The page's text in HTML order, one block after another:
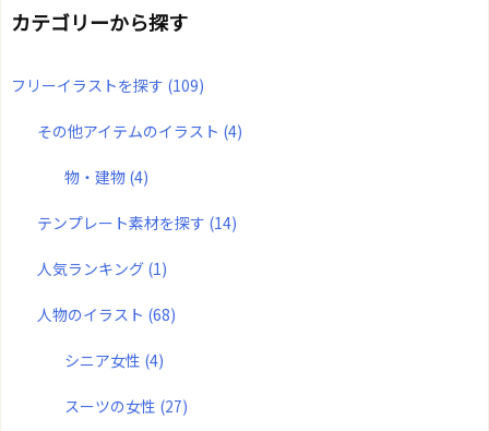
カテゴリーから探す
フリーイラストを探す (109)
その他アイテムのイラスト (4)
物・建物 (4)
テンプレート素材を探す (14)
人気ランキング (1)
人物のイラスト (68)
シニア女性 (4)
スーツの女性 (27)